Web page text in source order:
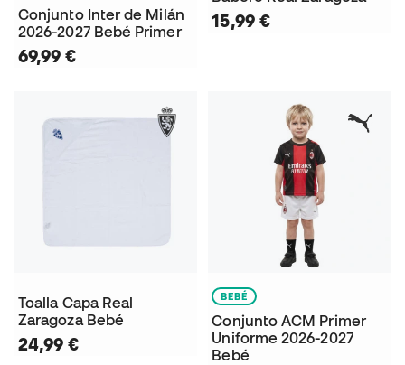
Conjunto Inter de Milán
2026-2027 Bebé Primer
69,99 €
15,99 €
Toalla Capa Real
Zaragoza Bebé
24,99 €
BEBÉ
Conjunto ACM Primer
Uniforme 2026-2027
Bebé